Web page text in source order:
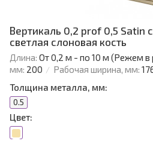
Вертикаль 0,2 prof 0,5 Satin с
светлая слоновая кость
Длина: От 0,2 м - по 10 м (Режем в
мм: 200 Рабочая ширина, мм:
Толщина металла, мм:
0.5
Цвет: